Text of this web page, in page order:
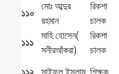
১১০
মোঃ আব্দুর
রহমান
রিকশা
চালক
১১১
মাহি হোসেন(
সনীরআঁকরা)
রিকশা
চালক